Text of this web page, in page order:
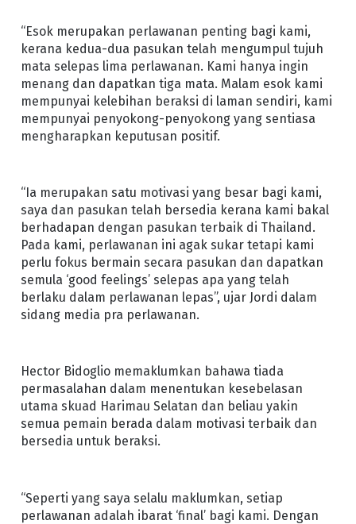
“Esok merupakan perlawanan penting bagi kami,
kerana kedua-dua pasukan telah mengumpul tujuh
mata selepas lima perlawanan. Kami hanya ingin
menang dan dapatkan tiga mata. Malam esok kami
mempunyai kelebihan beraksi di laman sendiri, kami
mempunyai penyokong-penyokong yang sentiasa
mengharapkan keputusan positif.
“Ia merupakan satu motivasi yang besar bagi kami,
saya dan pasukan telah bersedia kerana kami bakal
berhadapan dengan pasukan terbaik di Thailand.
Pada kami, perlawanan ini agak sukar tetapi kami
perlu fokus bermain secara pasukan dan dapatkan
semula ‘good feelings’ selepas apa yang telah
berlaku dalam perlawanan lepas”, ujar Jordi dalam
sidang media pra perlawanan.
Hector Bidoglio memaklumkan bahawa tiada
permasalahan dalam menentukan kesebelasan
utama skuad Harimau Selatan dan beliau yakin
semua pemain berada dalam motivasi terbaik dan
bersedia untuk beraksi.
“Seperti yang saya selalu maklumkan, setiap
perlawanan adalah ibarat ‘final’ bagi kami. Dengan